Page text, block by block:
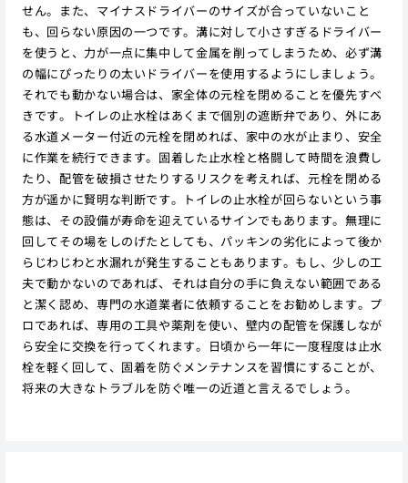
せん。また、マイナスドライバーのサイズが合っていないこと
も、回らない原因の一つです。溝に対して小さすぎるドライバー
を使うと、力が一点に集中して金属を削ってしまうため、必ず溝
の幅にぴったりの太いドライバーを使用するようにしましょう。
それでも動かない場合は、家全体の元栓を閉めることを優先すべ
きです。トイレの止水栓はあくまで個別の遮断弁であり、外にあ
る水道メーター付近の元栓を閉めれば、家中の水が止まり、安全
に作業を続行できます。固着した止水栓と格闘して時間を浪費し
たり、配管を破損させたりするリスクを考えれば、元栓を閉める
方が遥かに賢明な判断です。トイレの止水栓が回らないという事
態は、その設備が寿命を迎えているサインでもあります。無理に
回してその場をしのげたとしても、パッキンの劣化によって後か
らじわじわと水漏れが発生することもあります。もし、少しの工
夫で動かないのであれば、それは自分の手に負えない範囲である
と潔く認め、専門の水道業者に依頼することをお勧めします。プ
ロであれば、専用の工具や薬剤を使い、壁内の配管を保護しなが
ら安全に交換を行ってくれます。日頃から一年に一度程度は止水
栓を軽く回して、固着を防ぐメンテナンスを習慣にすることが、
将来の大きなトラブルを防ぐ唯一の近道と言えるでしょう。